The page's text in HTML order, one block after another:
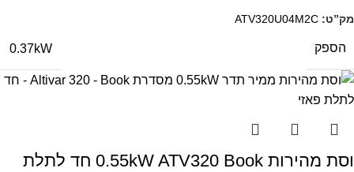
מק”ט: ATV320U04M2C
הספק 0.37kW
וסת מהירות 0.55kW ATV320 Book חד לתלת